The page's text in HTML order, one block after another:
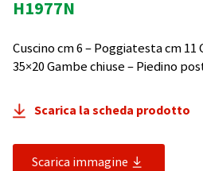
H1977N
Cuscino cm 6 – Poggiatesta cm
35×20 Gambe chiuse – Piedino
Scarica la scheda prodotto
Scarica immagine